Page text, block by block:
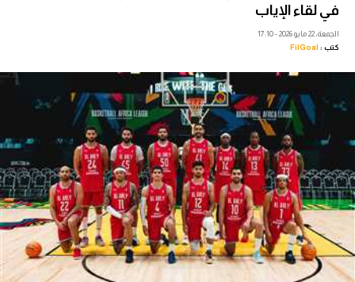
ميركاتو
فانتازي في الجول
مسابقة التوقعات
فيديوهات
عدسات
آراء حرة
ركن الألعاب
بطولات
أمريكا 2026
في لقاء الإياب
الجمعة، 22 مايو 2026 - 17:10
كتب : FilGoal